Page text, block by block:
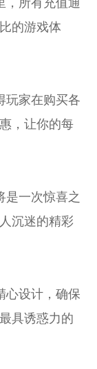
的游戏体
家在购买各
，让你的每
一次惊喜之
沉迷的精彩
设计，确保
具诱惑力的